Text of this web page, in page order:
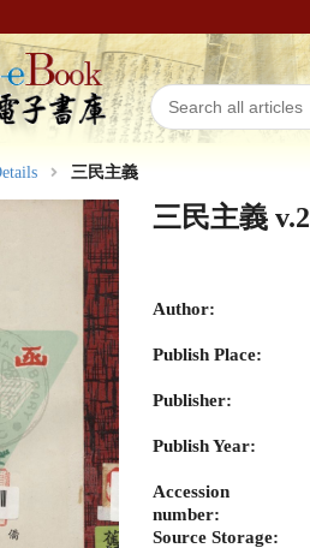
三民主義
三民主義 v.2
Author:
Publish Place:
Publisher:
Publish Year:
Accession
number:
Source Storage: